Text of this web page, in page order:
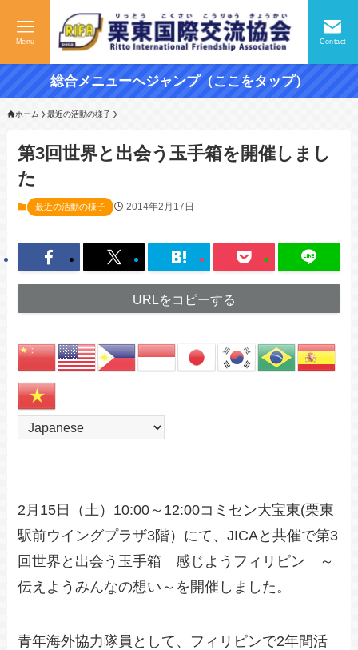
Contact
Menu
総合メニューへジャンプ（ここをタップ）
ホーム 最近の活動の様子
第3回世界と出会う玉手箱を開催しまし
た
最近の活動の様子 2014年2月17日
URLをコピーする
2月15日（土）10:00～12:00コミセン大宝東(栗東
駅前ウイングプラザ3階）にて、JICAと共催で第3
回世界と出会う玉手箱 感じようフィリピン ～
伝えようみんなの想い～を開催しました。
青年海外協力隊員として、フィリピンで2年間活